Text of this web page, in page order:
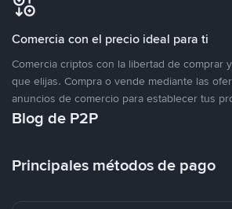
Comercia con el precio ideal para ti
Comercia criptos con la libertad de comprar
que elijas. Compra o vende mediante las
anuncios de comercio para establecer tus
Blog de P2P
Principales métodos de pago